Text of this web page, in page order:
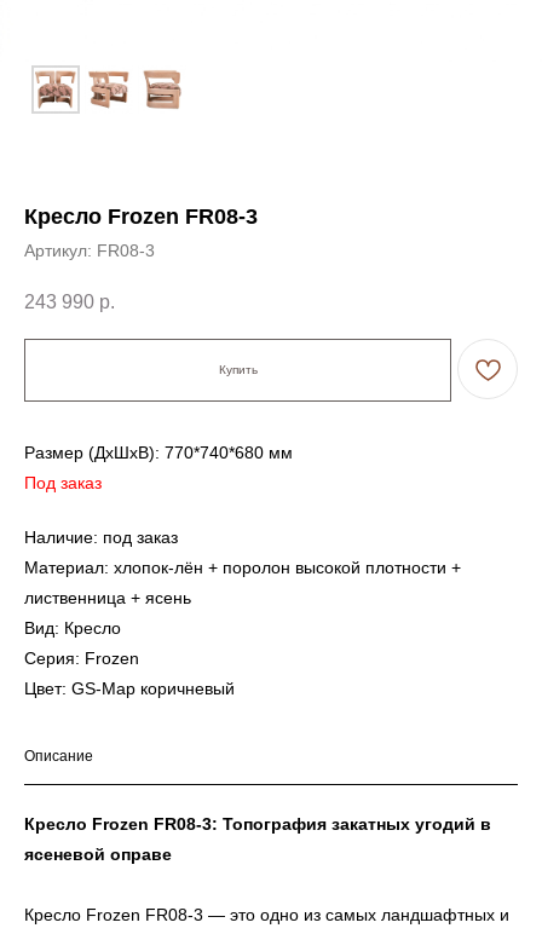
Кресло Frozen FR08-3
Артикул: FR08-3
243 990 р.
Купить
Размер (ДxШxВ): 770*740*680 мм
Под заказ
Наличие: под заказ
Материал: хлопок-лён + поролон высокой плотности +
лиственница + ясень
Вид: Кресло
Серия: Frozen
Цвет: GS-Map коричневый
Описание
Кресло Frozen FR08-3: Топография закатных угодий в
ясеневой оправе
Кресло Frozen FR08-3 — это одно из самых ландшафтных и